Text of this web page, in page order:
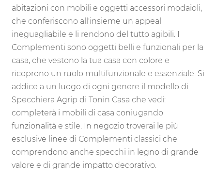
abitazioni con mobili e oggetti accessori modaioli,
che conferiscono all'insieme un appeal
ineguagliabile e li rendono del tutto agibili. I
Complementi sono oggetti belli e funzionali per la
casa, che vestono la tua casa con colore e
ricoprono un ruolo multifunzionale e essenziale. Si
addice a un luogo di ogni genere il modello di
Specchiera Agrip di Tonin Casa che vedi:
completerà i mobili di casa coniugando
funzionalità e stile. In negozio troverai le più
esclusive linee di Complementi classici che
comprendono anche specchi in legno di grande
valore e di grande impatto decorativo.